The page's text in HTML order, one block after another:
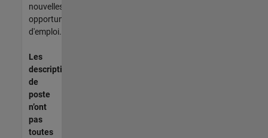
nouvelles
opportunités
d'emploi.
Les
descriptions
de
poste
n’ont
pas
toutes